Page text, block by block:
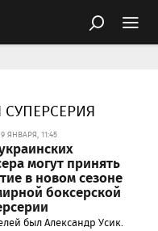
ЯНВАРЯ, 11:45
могут принять
в новом сезоне
боксерской
был Александр Усик.